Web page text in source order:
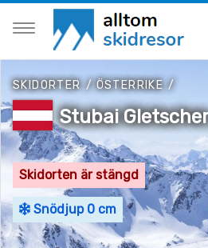
SKIDORTER /ÖSTERRIKE /
Stubai
Skidorten är stängd
Snödjup 0 cm